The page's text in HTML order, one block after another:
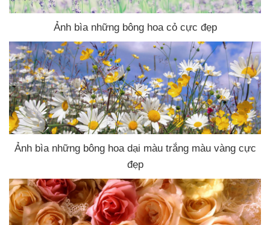
Ảnh bìa những bông hoa cỏ cực đẹp
Ảnh bìa những bông hoa dại màu trắng màu vàng cực
đẹp